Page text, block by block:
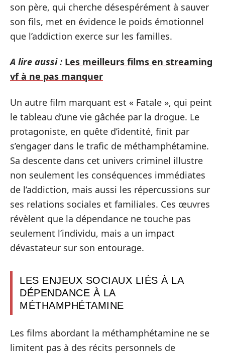
son père, qui cherche désespérément à sauver
son fils, met en évidence le poids émotionnel
que l’addiction exerce sur les familles.
A lire aussi : Les meilleurs films en streaming
vf à ne pas manquer
Un autre film marquant est « Fatale », qui peint
le tableau d’une vie gâchée par la drogue. Le
protagoniste, en quête d’identité, finit par
s’engager dans le trafic de méthamphétamine.
Sa descente dans cet univers criminel illustre
non seulement les conséquences immédiates
de l’addiction, mais aussi les répercussions sur
ses relations sociales et familiales. Ces œuvres
révèlent que la dépendance ne touche pas
seulement l’individu, mais a un impact
dévastateur sur son entourage.
LES ENJEUX SOCIAUX LIÉS À LA
DÉPENDANCE À LA
MÉTHAMPHÉTAMINE
Les films abordant la méthamphétamine ne se
limitent pas à des récits personnels de